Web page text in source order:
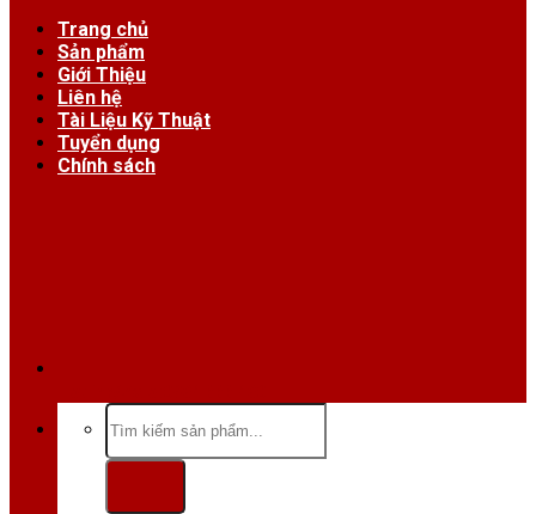
Trang chủ
Sản phẩm
Giới Thiệu
Liên hệ
Tài Liệu Kỹ Thuật
Tuyển dụng
Chính sách
Tìm
kiếm: